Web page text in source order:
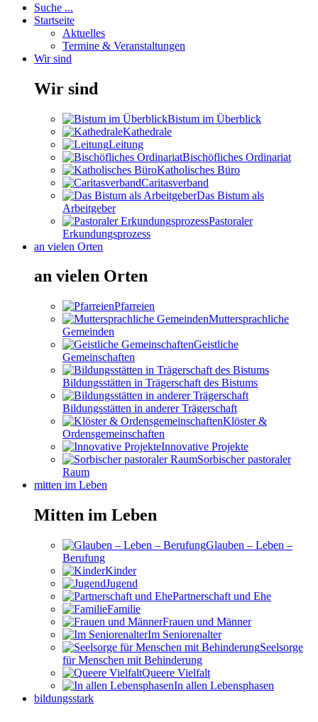
Suche ...
Startseite
Aktuelles
Termine & Veranstaltungen
Wir sind
Wir sind
Bistum im Überblick
Kathedrale
Leitung
Bischöfliches Ordinariat
Katholisches Büro
Caritasverband
Das Bistum als
Arbeitgeber
Pastoraler
Erkundungsprozess
an vielen Orten
an vielen Orten
Pfarreien
Muttersprachliche
Gemeinden
Geistliche
Gemeinschaften
Bildungsstätten in Trägerschaft des Bistums
Bildungsstätten in anderer Trägerschaft
Klöster &
Ordensgemeinschaften
Innovative Projekte
Sorbischer pastoraler
Raum
mitten im Leben
Mitten im Leben
Glauben – Leben –
Berufung
Kinder
Jugend
Partnerschaft und Ehe
Familie
Frauen und Männer
Im Seniorenalter
Seelsorge
für Menschen mit Behinderung
Queere Vielfalt
In allen Lebensphasen
bildungsstark